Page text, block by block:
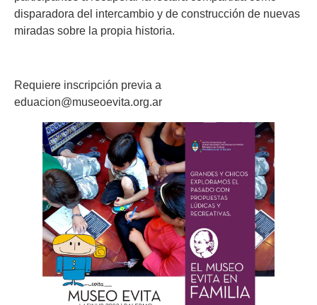
disparadora del intercambio y de construcción de nuevas
miradas sobre la propia historia.
Requiere inscripción previa a
eduacion@museoevita.org.ar